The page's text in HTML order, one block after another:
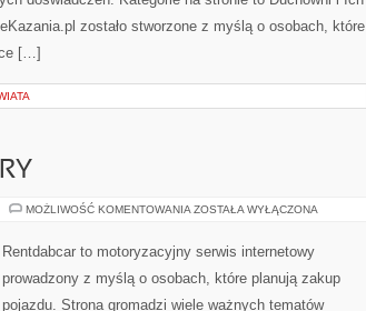
zostało stworzone z myślą o osobach, które
[…]
MOŻLIWOŚĆ KOMENTOWANIA NOWOŚCI
ZOSTAŁA WYŁĄCZONA
Rentdabcar to motoryzacyjny serwis internetowy
prowadzony z myślą o osobach, które planują zakup
pojazdu. Strona gromadzi wiele ważnych tematów